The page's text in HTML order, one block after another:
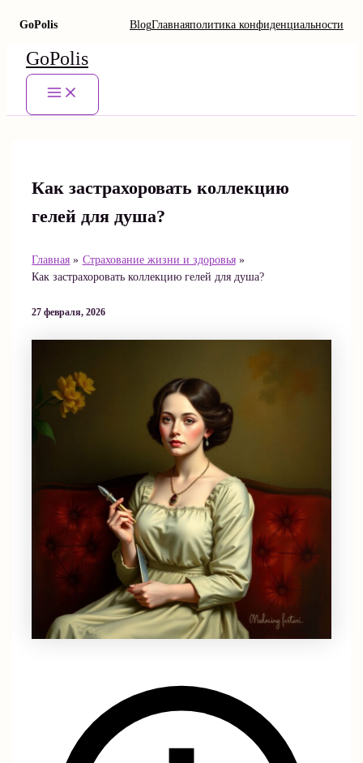
GoPolis BlogГлавнаяполитика конфиденциальности
Перейти
содержимому
GoPolis
Main
Как застрахоровать коллекцию
гелей для душа?
Главная
Страхование жизни и здоровья
Как застрахоровать коллекцию гелей для душа?
27 февраля, 2026